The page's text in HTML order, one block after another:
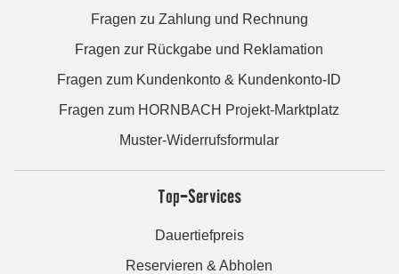
Fragen zu Zahlung und Rechnung
Fragen zur Rückgabe und Reklamation
Fragen zum Kundenkonto & Kundenkonto-ID
Fragen zum HORNBACH Projekt-Marktplatz
Muster-Widerrufsformular
Top-Services
Dauertiefpreis
Reservieren & Abholen